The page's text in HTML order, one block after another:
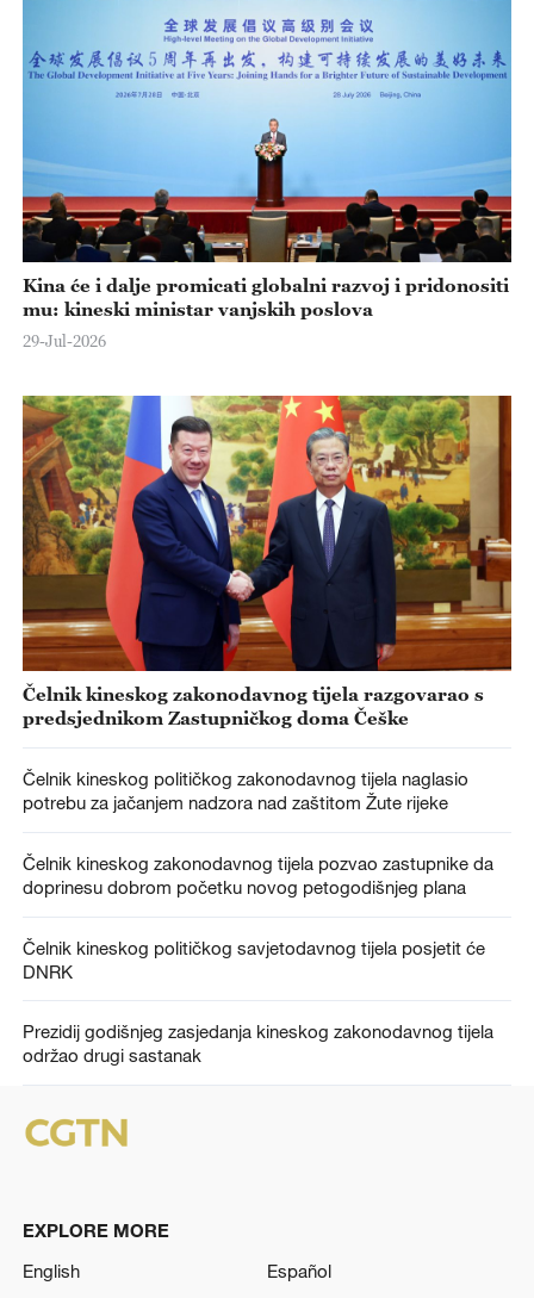
Kina će i dalje promicati globalni razvoj i pridonositi
mu: kineski ministar vanjskih poslova
29-Jul-2026
Čelnik kineskog zakonodavnog tijela razgovarao s
predsjednikom Zastupničkog doma Češke
Čelnik kineskog političkog zakonodavnog tijela naglasio
potrebu za jačanjem nadzora nad zaštitom Žute rijeke
Čelnik kineskog zakonodavnog tijela pozvao zastupnike da
doprinesu dobrom početku novog petogodišnjeg plana
Čelnik kineskog političkog savjetodavnog tijela posjetit će
DNRK
Prezidij godišnjeg zasjedanja kineskog zakonodavnog tijela
održao drugi sastanak
EXPLORE MORE
English
Español